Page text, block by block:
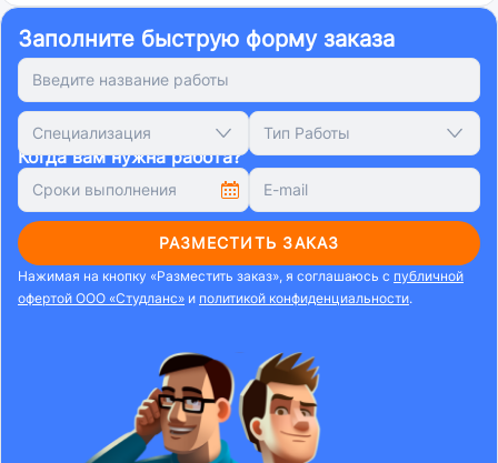
Заполните быструю форму заказа
Специализация Тип Работы
Когда вам нужна работа?
РАЗМЕСТИТЬ ЗАКАЗ
Нажимая на кнопку «Разместить заказ», я соглашаюсь с публичной
офертой ООО «Студланс» и политикой конфиденциальности.